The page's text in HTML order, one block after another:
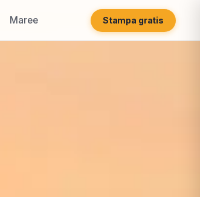
Maree Stampa gratis